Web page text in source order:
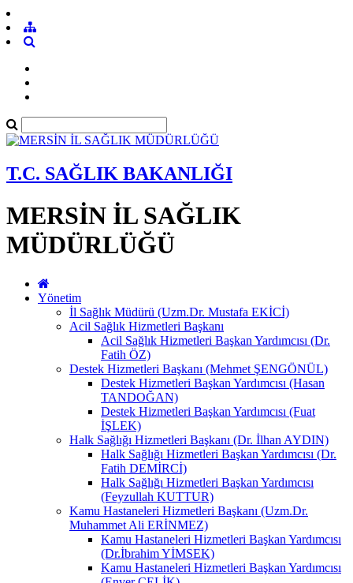
T.C. SAĞLIK BAKANLIĞI
MERSİN İL SAĞLIK
MÜDÜRLÜĞÜ
Yönetim
İl Sağlık Müdürü (Uzm.Dr. Mustafa EKİCİ)
Acil Sağlık Hizmetleri Başkanı
Acil Sağlık Hizmetleri Başkan Yardımcısı (Dr.
Fatih ÖZ)
Destek Hizmetleri Başkanı (Mehmet ŞENGÖNÜL)
Destek Hizmetleri Başkan Yardımcısı (Hasan
TANDOĞAN)
Destek Hizmetleri Başkan Yardımcısı (Fuat
İŞLEK)
Halk Sağlığı Hizmetleri Başkanı (Dr. İlhan AYDIN)
Halk Sağlığı Hizmetleri Başkan Yardımcısı (Dr.
Fatih DEMİRCİ)
Halk Sağlığı Hizmetleri Başkan Yardımcısı
(Feyzullah KUTTUR)
Kamu Hastaneleri Hizmetleri Başkanı (Uzm.Dr.
Muhammet Ali ERİNMEZ)
Kamu Hastaneleri Hizmetleri Başkan Yardımcısı
(Dr.İbrahim YİMSEK)
Kamu Hastaneleri Hizmetleri Başkan Yardımcısı